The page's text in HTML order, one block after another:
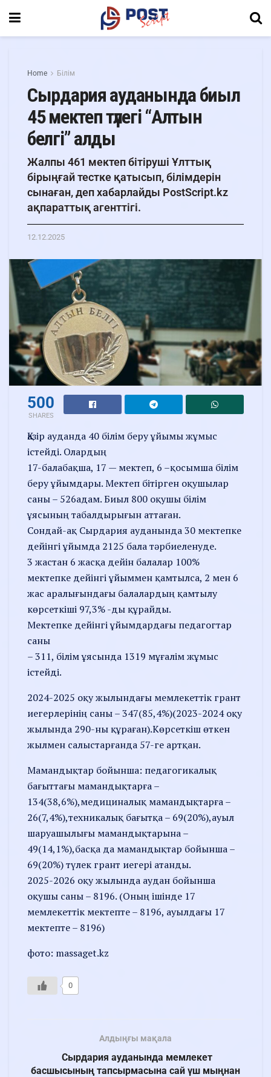
Home Білім
Сырдария ауданында биыл
45 мектеп түлегі “Алтын
белгі” алды
Жалпы 461 мектеп бітіруші Ұлттық
бірыңғай тестке қатысып, білімдерін
сынаған, деп хабарлайды PostScript.kz
ақпараттық агенттігі.
12.12.2025
500
SHARES
Қазір ауданда 40 білім беру ұйымы жұмыс
істейді. Олардың
17-балабақша, 17 — мектеп, 6 –қосымша білім
беру ұйымдары. Мектеп бітірген оқушылар
саны – 526адам. Биыл 800 оқушы білім
ұясының табалдырығын аттаған.
Сондай-ақ Сырдария ауданында 30 мектепке
дейінгі ұйымда 2125 бала тәрбиеленуде.
3 жастан 6 жасқа дейін балалар 100%
мектепке дейінгі ұйыммен қамтылса, 2 мен 6
жас аралығындағы балалардың қамтылу
көрсеткіші 97,3% -ды құрайды.
Мектепке дейінгі ұйымдардағы педагогтар
саны
– 311, білім ұясында 1319 мұғалім жұмыс
істейді.
2024-2025 оқу жылындағы мемлекеттік грант
иегерлерінің саны – 347(85,4%)(2023-2024 оқу
жылында 290-ны құраған).Көрсеткіш өткен
жылмен салыстарғанда 57-ге артқан.
Мамандықтар бойынша: педагогикалық
бағыттағы мамандықтарға –
134(38,6%),медициналық мамандықтарға –
26(7,4%),техникалық бағытқа – 69(20%),ауыл
шаруашылығы мамандықтарына –
49(14,1%),басқа да мамандықтар бойынша –
69(20%) түлек грант иегері атанды.
2025-2026 оқу жылында аудан бойынша
оқушы саны – 8196. (Оның ішінде 17
мемлекеттік мектепте – 8196, ауылдағы 17
мектепте – 8196)
фото: massaget.kz
0
Алдыңғы мақала
Сырдария ауданында мемлекет
басшысының тапсырмасына сай үш мыңнан